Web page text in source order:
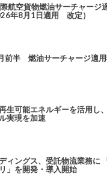
航空貨物燃油サーチャージ
年8月1日適用 改定）
前半 燃油サーチャージ適
生可能エネルギーを活用し
実現を加速
ィングス、受託物流業務に
」を開発・導入開始